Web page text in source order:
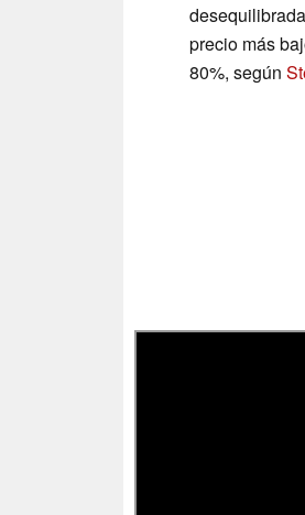
precio más
80%, según